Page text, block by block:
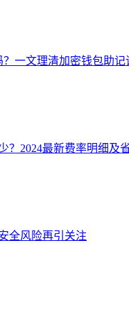
？一文理清加密钱包助记
？2024最新费率明细及
全风险再引关注